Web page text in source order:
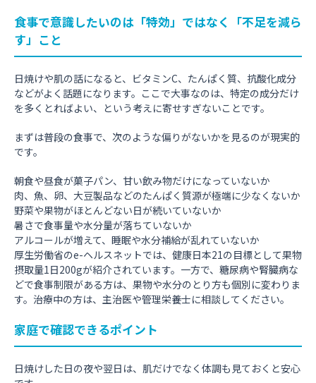
食事で意識したいのは「特効」ではなく「不足を減ら
す」こと
日焼けや肌の話になると、ビタミンC、たんぱく質、抗酸化成分
などがよく話題になります。ここで大事なのは、特定の成分だけ
を多くとればよい、という考えに寄せすぎないことです。
まずは普段の食事で、次のような偏りがないかを見るのが現実的
です。
朝食や昼食が菓子パン、甘い飲み物だけになっていないか
肉、魚、卵、大豆製品などのたんぱく質源が極端に少なくないか
野菜や果物がほとんどない日が続いていないか
暑さで食事量や水分量が落ちていないか
アルコールが増えて、睡眠や水分補給が乱れていないか
厚生労働省のe-ヘルスネットでは、健康日本21の目標として果物
摂取量1日200gが紹介されています。一方で、糖尿病や腎臓病な
どで食事制限がある方は、果物や水分のとり方も個別に変わりま
す。治療中の方は、主治医や管理栄養士に相談してください。
家庭で確認できるポイント
日焼けした日の夜や翌日は、肌だけでなく体調も見ておくと安心